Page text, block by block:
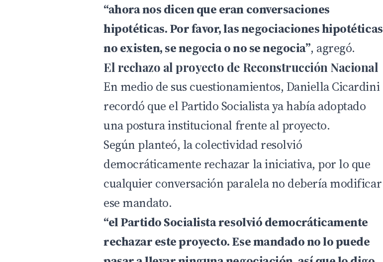
“ahora nos dicen que eran conversaciones
hipotéticas. Por favor, las negociaciones hipotéticas
no existen, se negocia o no se negocia”, agregó.
El rechazo al proyecto de Reconstrucción Nacional
En medio de sus cuestionamientos, Daniella Cicardini
recordó que el Partido Socialista ya había adoptado
una postura institucional frente al proyecto.
Según planteó, la colectividad resolvió
democráticamente rechazar la iniciativa, por lo que
cualquier conversación paralela no debería modificar
ese mandato.
“el Partido Socialista resolvió democráticamente
rechazar este proyecto. Ese mandado no lo puede